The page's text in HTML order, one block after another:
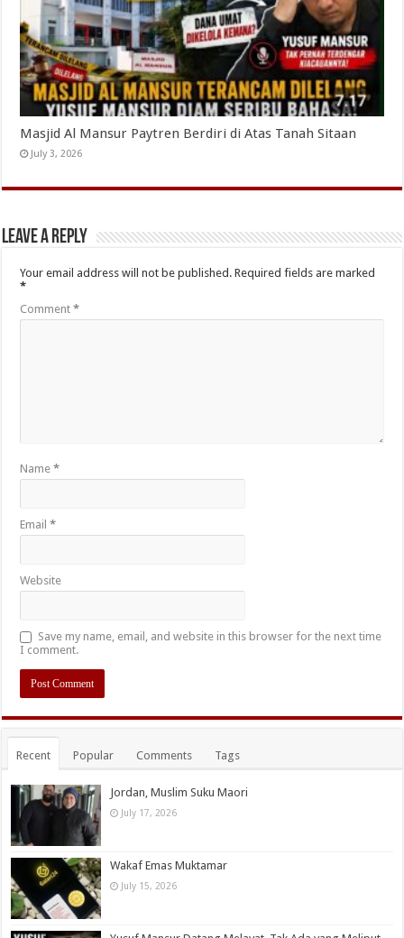
Masjid Al Mansur Paytren Berdiri di Atas Tanah Sitaan
July 3, 2026
Leave a Reply
Your email address will not be published. Required fields are marked
*
Comment*
Name*
Email*
Website
Save my name, email, and website in this browser for the next time
I comment.
Recent Popular Comments Tags
Jordan, Muslim Suku Maori
July 17, 2026
Wakaf Emas Muktamar
July 15, 2026